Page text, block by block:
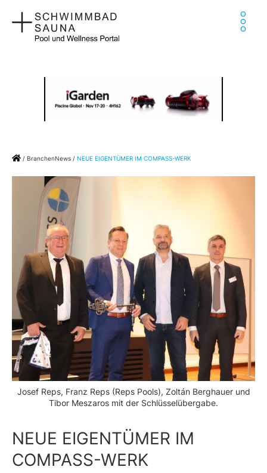
Inhalt
springen
Home
/ BranchenNews / NEUE EIGENTÜMER IM COMPASS-WERK
Josef Reps, Franz Reps (Reps Pools), Zoltán Berghauer und
Tibor Meszaros mit der Schlüsselübergabe.
NEUE EIGENTÜMER IM
COMPASS-WERK